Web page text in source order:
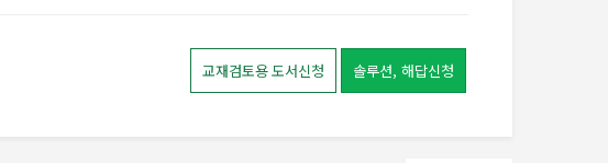
솔루션, 해답신청
교재검토용 도서신청